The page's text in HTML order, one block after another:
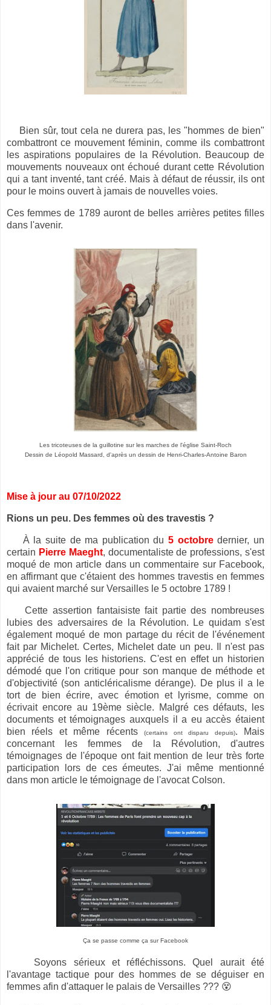
Bien sûr, tout cela ne durera pas, les "hommes de bien"
combattront ce mouvement féminin, comme ils combattront
les aspirations populaires de la Révolution. Beaucoup de
mouvements nouveaux ont échoué durant cette Révolution
qui a tant inventé, tant créé. Mais à défaut de réussir, ils ont
pour le moins ouvert à jamais de nouvelles voies.
Ces femmes de 1789 auront de belles arrières petites filles
dans l'avenir.
Les tricoteuses de la guillotine sur les marches de l'église Saint-Roch
Dessin de Léopold Massard, d'après un dessin de Henri-Charles-Antoine Baron
Mise à jour au 07/10/2022
Rions un peu. Des femmes où des travestis ?
À la suite de ma publication du5 octobredernier, un
certain Pierre Maeght, documentaliste de professions, s'est
moqué de mon article dans un commentaire sur Facebook,
en affirmant que c'étaient des hommes travestis en femmes
qui avaient marché sur Versailles le 5 octobre 1789 !
Cette assertion fantaisiste fait partie des nombreuses
lubies des adversaires de la Révolution. Le quidam s'est
également moqué de mon partage du récit de l'événement
fait par Michelet. Certes, Michelet date un peu. Il n'est pas
apprécié de tous les historiens. C'est en effet un historien
démodé que l'on critique pour son manque de méthode et
d'objectivité (son anticléricalisme dérange). De plus il a le
tort de bien écrire, avec émotion et lyrisme, comme on
écrivait encore au 19ème siècle. Malgré ces défauts, les
documents et témoignages auxquels il a eu accès étaient
bien réels et même récents(certains ont disparu depuis). Mais
concernant les femmes de la Révolution, d'autres
témoignages de l'époque ont fait mention de leur très forte
participation lors de ces émeutes. J'ai même mentionné
dans mon article le témoignage de l'avocat Colson.
Ça se passe comme ça sur Facebook
Soyons sérieux et réfléchissons. Quel aurait été
l'avantage tactique pour des hommes de se déguiser en
femmes afin d'attaquer le palais de Versailles ??? 😵